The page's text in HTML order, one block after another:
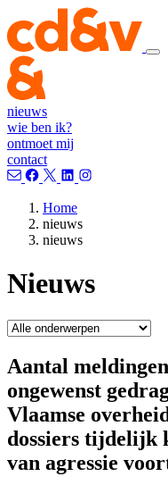
nieuws
wie ben ik?
ontmoet mij
contact
Home
nieuws
nieuws
Nieuws
Aantal
ongewenst
Vlaamse
dossiers tijdelijk
van agressie